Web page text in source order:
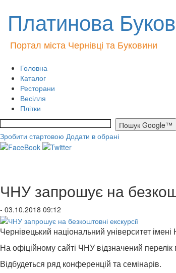
Платинова
Портал міста Чернівці та Буковини
Головна
Каталог
Ресторани
Весілля
Плітки
Зробити стартовою Додати в обрані
ЧНУ запрошує на
- 03.10.2018 09:12
Чернівецький національний університет
На офіційному сайті ЧНУ відзначений
Відбудеться ряд конференцій та семінарів.